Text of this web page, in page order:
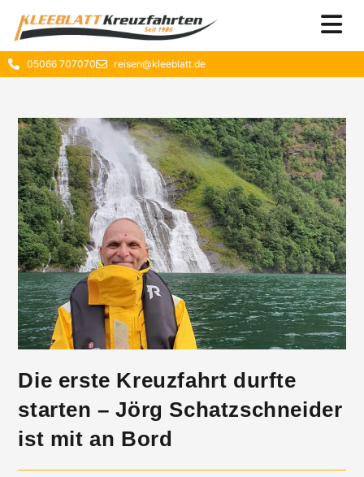
05066 707070 reisen@kleeblatt.de
Die erste Kreuzfahrt durfte
starten – Jörg Schatzschneider
ist mit an Bord